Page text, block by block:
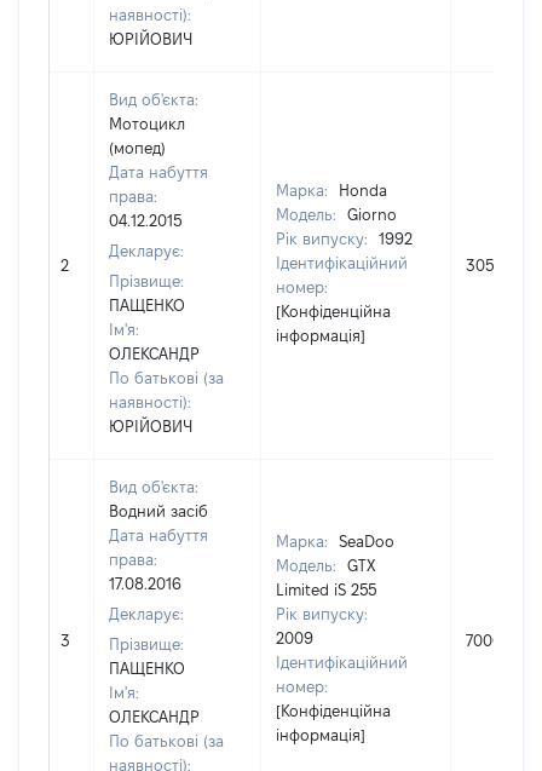
наявності):
ЮРІЙОВИЧ
2
Вид об'єкта:
Мотоцикл
(мопед)
Дата набуття
права:
04.12.2015
Декларує:
Прізвище:
ПАЩЕНКО
Ім'я:
ОЛЕКСАНДР
По батькові (за
наявності):
ЮРІЙОВИЧ
Марка:
Honda
Модель:
Giorno
Рік випуску:
1992
Ідентифікаційний
номер:
[Конфіденційна
інформація]
3050
3
Вид об'єкта:
Водний засіб
Дата набуття
права:
17.08.2016
Декларує:
Прізвище:
ПАЩЕНКО
Ім'я:
ОЛЕКСАНДР
По батькові (за
наявності):
Марка:
SeaDoo
Модель:
GTX
Limited iS 255
Рік випуску:
2009
Ідентифікаційний
номер:
[Конфіденційна
інформація]
7000